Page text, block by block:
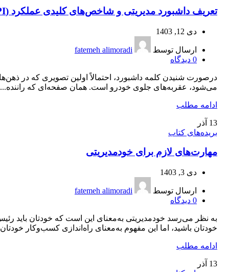
تعریف داشبورد مدیریتی و شاخص‌های کلیدی عملکرد (KPI)
دی 12, 1403
ارسال توسط
fatemeh alimoradi
0 دیدگاه
درصورت شنیدن کلمه داشبورد، احتمالاً اولین تصویری که در ذهن‌ها
می‌شود، عقربه‌های جلوی خودرو است. همان صفحه‌ای که راننده...
ادامه مطلب
13 آذر
بریده‌های کتاب
مهارت‌های لازم برای خودمديريتی
دی 3, 1403
ارسال توسط
fatemeh alimoradi
0 دیدگاه
به نظر می‌‌رسد خودمدیریتی به‌معنای این است که خودتان باید
خودتان باشید، اما این مفهوم به‌معنای راه‌اندازی کسب‌وکار
ادامه مطلب
13 آذر